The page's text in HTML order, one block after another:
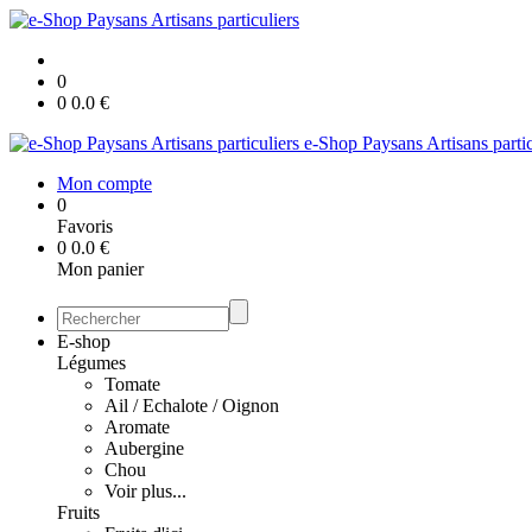
0
0 0.0 €
e-Shop Paysans Artisans
Mon compte
0
Favoris
0 0.0 €
Mon panier
E-shop
Légumes
Tomate
Ail / Echalote / Oignon
Aromate
Aubergine
Chou
Voir plus...
Fruits